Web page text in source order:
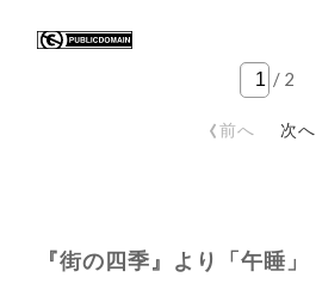
/ 2
‹前へ 次へ
『街の四季』より「午睡」